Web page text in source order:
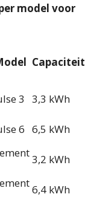
model voor
Capaciteit
3 3,3 kWh
6 6,5 kWh
3,2 kWh
6,4 kWh